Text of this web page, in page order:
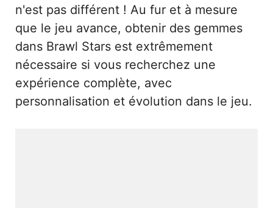
n'est pas différent ! Au fur et à mesure
que le jeu avance, obtenir des gemmes
dans Brawl Stars est extrêmement
nécessaire si vous recherchez une
expérience complète, avec
personnalisation et évolution dans le jeu.